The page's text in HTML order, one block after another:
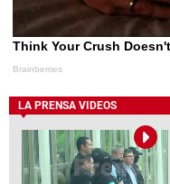
LA PRENSA VIDEOS